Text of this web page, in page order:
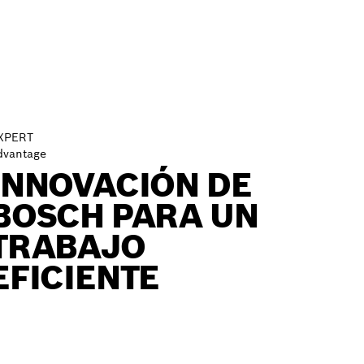
DE
PARA UN